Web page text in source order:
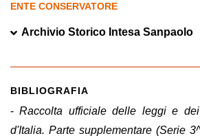
ENTE CONSERVATORE
Archivio Storico Intesa Sanpaolo
BIBLIOGRAFIA
-Raccolta ufficiale delle leggi e
d'Italia. Parte supplementare (Serie